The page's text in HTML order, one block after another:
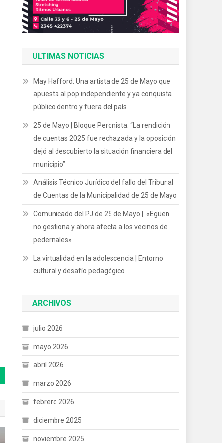
ULTIMAS NOTICIAS
May Hafford: Una artista de 25 de Mayo que
apuesta al pop independiente y ya conquista
público dentro y fuera del país
25 de Mayo | Bloque Peronista: “La rendición
de cuentas 2025 fue rechazada y la oposición
dejó al descubierto la situación financiera del
municipio”
Análisis Técnico Jurídico del fallo del Tribunal
de Cuentas de la Municipalidad de 25 de Mayo
Comunicado del PJ de 25 de Mayo | «Egüen
no gestiona y ahora afecta a los vecinos de
pedernales»
La virtualidad en la adolescencia | Entorno
cultural y desafío pedagógico
ARCHIVOS
julio 2026
mayo 2026
abril 2026
marzo 2026
febrero 2026
diciembre 2025
noviembre 2025